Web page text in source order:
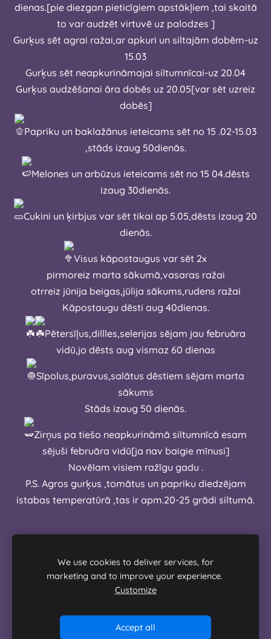
dienas.[pie diezgan pieticīgiem apstākļiem ,tai skaitā
to var audzēt virtuvē uz palodzes ]
Gurķus sēt agrai ražai,ar apkuri un siltajām dobēm-uz
15.03
Gurķus sēt neapkurināmajai siltumnīcai-uz 20.04
Gurķus audzēšanai āra dobēs uz 20.05[var sēt uzreiz
dobēs]
Papriku un baklažānus ieteicams sēt no 15 .02-15.03
,stāds izaug 50dienās.
Melones un arbūzus ieteicams sēt no 15 04.dēsts
izaug 30dienās.
Cukini un ķirbjus var sēt tikai ap 5.05,dēsts izaug 20
dienās.
Visus kāpostaugus var sēt 2x
pirmoreiz marta sākumā,vasaras ražai
otrreiz jūnija beigas,jūlija sākums,rudens ražai
Kāpostaugu dēsti aug 40dienas.
Pētersīļus,dillles,selerijas sējam jau februāra
vidū,jo dēsts aug vismaz 60 dienas
Sīpolus,puravus,salātus dēstiem sējam marta
sākums
Stāds izaug 50 dienās.
Zirņus pa tiešo neapkurināmā siltumnīcā esam
sējuši februāra vidū[ja nav baigie mīnusi]
Novēlam visiem ražīgu gadu .
P.S. Agros gurķus ,tomātus un papriku diedzējam
istabas temperatūrā ,tas ir apm.20-25 grādi siltumā.
We use cookies to deliver services, for
marketing and to improve your experience.
Customize
Accept all